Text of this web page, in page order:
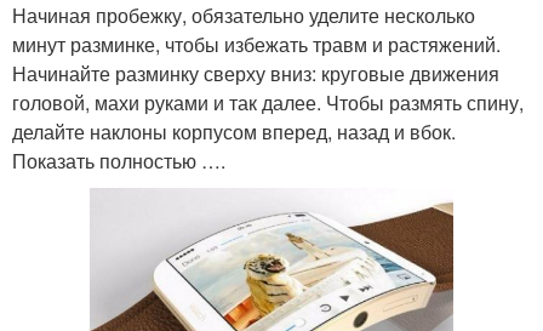
Начиная пробежку, обязательно уделите несколько
минут разминке, чтобы избежать травм и растяжений.
Начинайте разминку сверху вниз: круговые движения
головой, махи руками и так далее. Чтобы размять спину,
делайте наклоны корпусом вперед, назад и вбок.
Показать полностью ….